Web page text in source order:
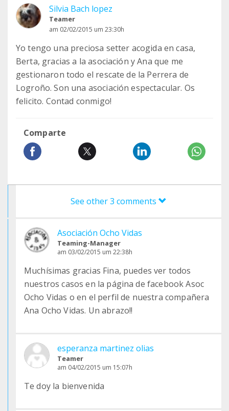
Silvia Bach lopez
Teamer
am 02/02/2015 um 23:30h
Yo tengo una preciosa setter acogida en casa,
Berta, gracias a la asociación y Ana que me
gestionaron todo el rescate de la Perrera de
Logroño. Son una asociación espectacular. Os
felicito. Contad conmigo!
Comparte
See other 3 comments
Asociación Ocho Vidas
Teaming-Manager
am 03/02/2015 um 22:38h
Muchísimas gracias Fina, puedes ver todos
nuestros casos en la página de facebook Asoc
Ocho Vidas o en el perfil de nuestra compañera
Ana Ocho Vidas. Un abrazo!!
esperanza martinez olias
Teamer
am 04/02/2015 um 15:07h
Te doy la bienvenida